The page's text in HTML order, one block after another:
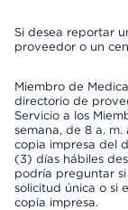
Si desea reportar
proveedor o un
Miembro de
directorio de
Servicio a los
semana, de 8 a.
copia impresa del
(3) días hábiles
podría preguntar
solicitud única o si
copia impresa.